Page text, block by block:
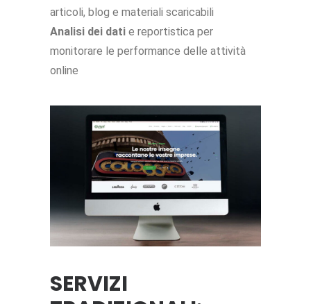
articoli, blog e materiali scaricabili
Analisi dei dati e reportistica per
monitorare le performance delle attività
online
SERVIZI